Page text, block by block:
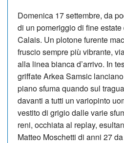
ALBI D'ORO
NEWSLETTER
Domenica 17 settembre, da
di un pomeriggio di fine
Calais. Un plotone furente
fruscio sempre più vibrante,
alla linea bianca d’arrivo. In
griffate Arkea Samsic
piano sfuma quando sul
davanti a tutti un variopinto
vestito di grigio dalle varie
reni, occhiata al replay,
Matteo Moschetti di anni 27